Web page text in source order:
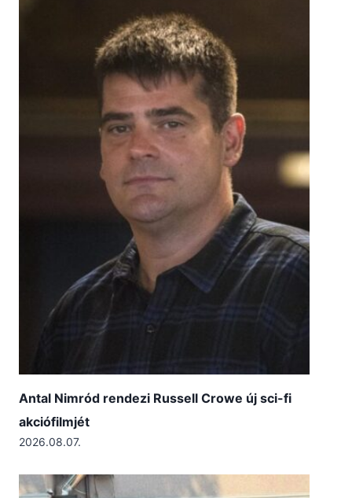
Antal Nimród rendezi Russell Crowe új sci-fi
akciófilmjét
2026.08.07.